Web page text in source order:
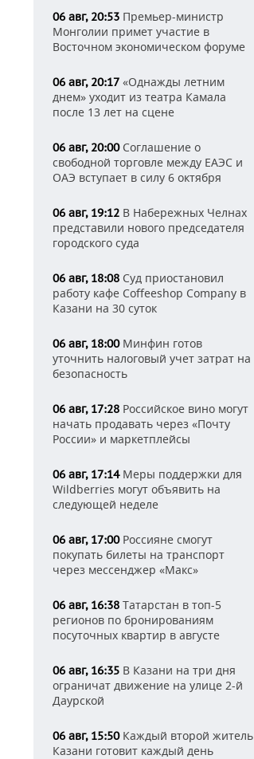
06 авг, 20:53 Премьер-министр
Монголии примет участие в
Восточном экономическом форуме
06 авг, 20:17 «Однажды летним
днем» уходит из театра Камала
после 13 лет на сцене
06 авг, 20:00Соглашение о
свободной торговле между ЕАЭС и
ОАЭ вступает в силу 6 октября
06 авг, 19:12 В Набережных Челнах
представили нового председателя
городского суда
06 авг, 18:08 Суд приостановил
работу кафе Coffeeshop Company в
Казани на 30 суток
06 авг, 18:00Минфин готов
уточнить налоговый учет затрат на
безопасность
06 авг, 17:28 Российское вино могут
начать продавать через «Почту
России» и маркетплейсы
06 авг, 17:14Меры поддержки для
Wildberries могут объявить на
следующей неделе
06 авг, 17:00Россияне смогут
покупать билеты на транспорт
через мессенджер «Макс»
06 авг, 16:38 Татарстан в топ-5
регионов по бронированиям
посуточных квартир в августе
06 авг, 16:35 В Казани на три дня
ограничат движение на улице 2-й
Даурской
06 авг, 15:50Каждый второй житель
Казани готовит каждый день